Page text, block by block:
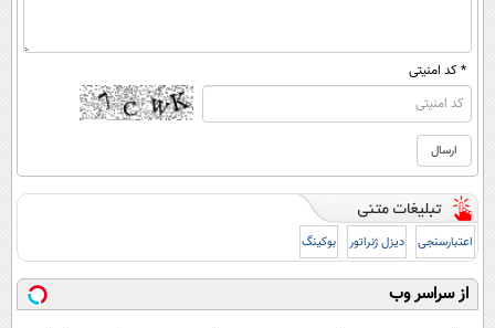
* کد امنیتی
اعتبارسنجی دیزل ژنراتور بوکینگ
از سراسر وب